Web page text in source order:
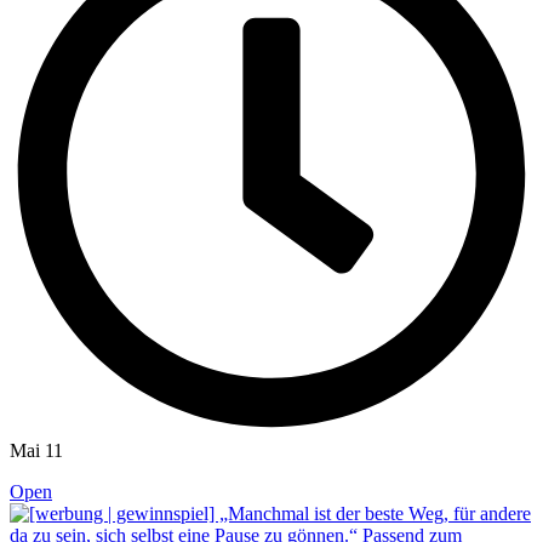
Mai 11
Open